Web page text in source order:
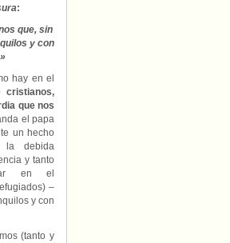
:
que, sin
y con
hay en el
cristianos,
que nos
el papa
un hecho
la debida
y tanto
en el
–
y con
(tanto y